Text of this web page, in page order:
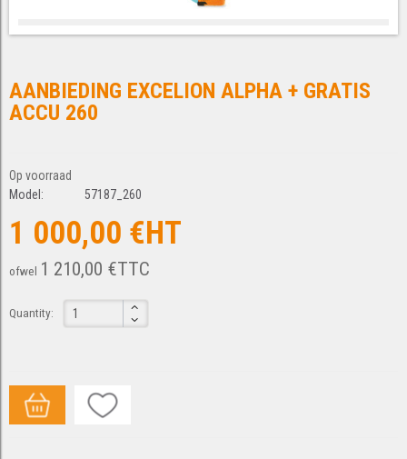
AANBIEDING EXCELION ALPHA + GRATIS
ACCU 260
Op voorraad
Model:
57187_260
1 000,00 €HT
ofwel 1 210,00 €TTC
Quantity: